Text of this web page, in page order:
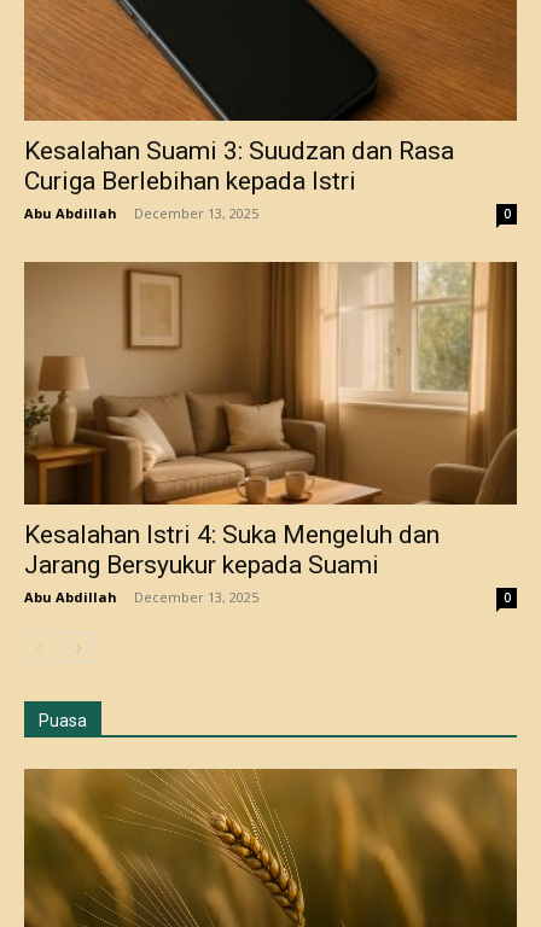
Kesalahan Suami 3: Suudzan dan Rasa
Curiga Berlebihan kepada Istri
Abu Abdillah - December 13, 2025 0
Kesalahan Istri 4: Suka Mengeluh dan
Jarang Bersyukur kepada Suami
Abu Abdillah - December 13, 2025 0
Puasa